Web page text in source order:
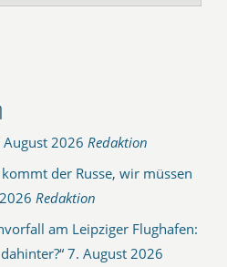
August 2026 Redaktion
der Russe, wir müssen
Redaktion
am Leipziger Flughafen:
7. August 2026